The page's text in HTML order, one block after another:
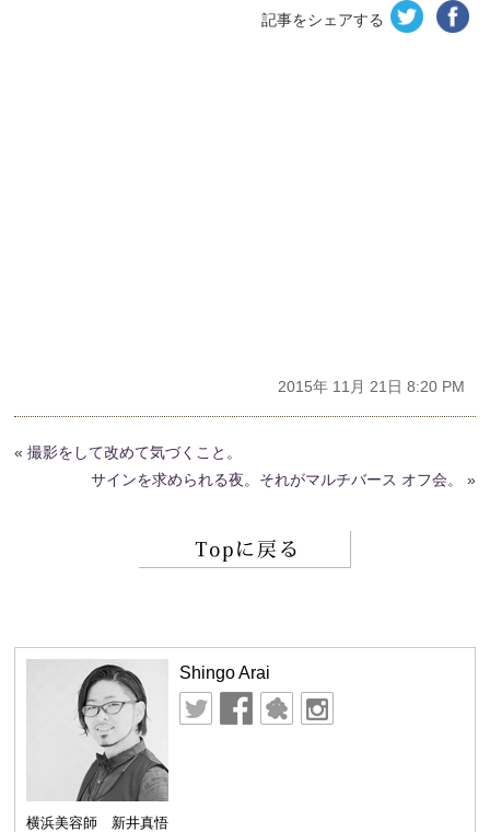
記事をシェアする
2015年 11月 21日 8:20 PM
«撮影をして改めて気づくこと。
サインを求められる夜。それがマルチバース オフ会。
»
Shingo Arai
横浜美容師 新井真悟